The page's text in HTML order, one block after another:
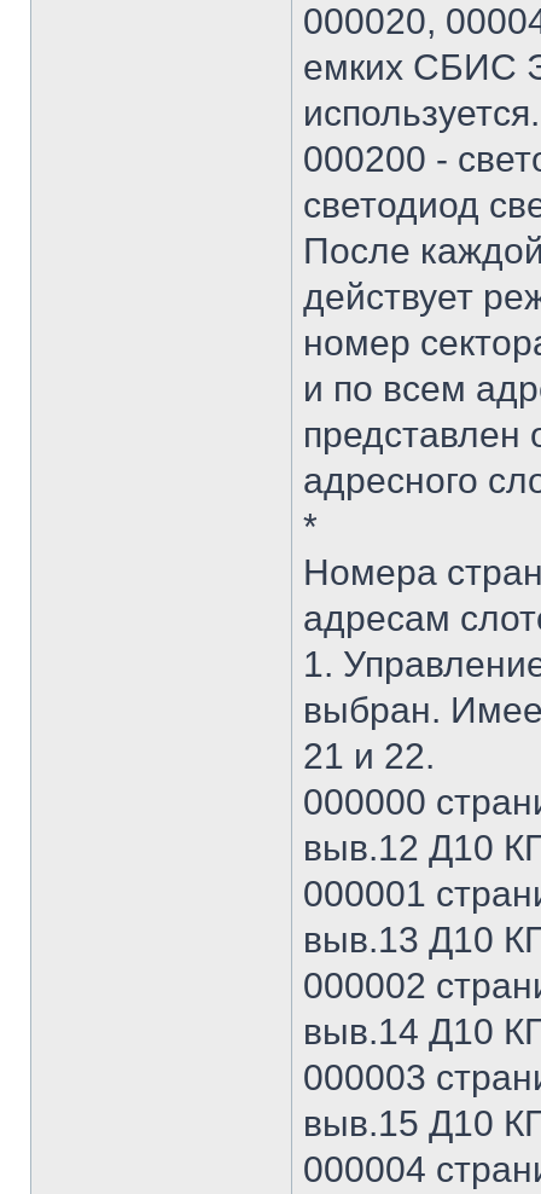
000020,
емких СБИС
используется.
000200 -
светодиод
После
действует
номер
и по всем
представлен
адресного
*
Номера
адресам
1.
выбран.
21 и 22.
000000
выв.12 Д10
000001
выв.13 Д10
000002
выв.14 Д10
000003
выв.15 Д10
000004